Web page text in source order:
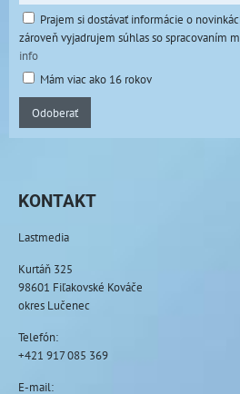
Prajem si dostávať informácie o
zároveň vyjadrujem súhlas so spracovaním
info
Mám viac ako 16 rokov
Odoberať
KONTAKT
Lastmedia
Kurtáň 325
98601 Fiľakovské Kováče
okres Lučenec
Telefón:
+421 917 085 369
E-mail: